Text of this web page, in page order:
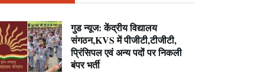
गुड न्यूज: केंद्रीय विद्यालय
संगठन,KVS में पीजीटी,टीजीटी,
प्रिंसिपल एवं अन्य पदों पर निकली
बंपर भर्ती